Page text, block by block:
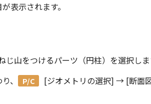
表示されます。
じ山をつけるパーツ（円柱）を選択し
、
[ジオメトリの選択] → [断面